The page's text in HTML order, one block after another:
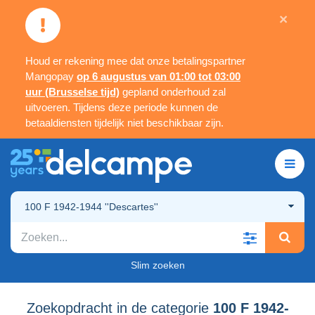
Houd er rekening mee dat onze betalingspartner
Mangopay op 6 augustus van 01:00 tot 03:00
uur (Brusselse tijd) gepland onderhoud zal
uitvoeren. Tijdens deze periode kunnen de
betaaldiensten tijdelijk niet beschikbaar zijn.
×
100 F 1942-1944 ''Descartes''
Slim zoeken
Zoekopdracht in de categorie 100 F 1942-